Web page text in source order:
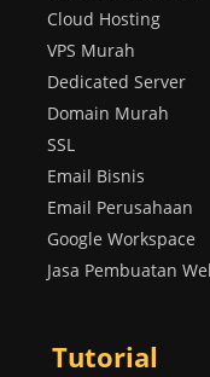
Cloud Hosting
VPS Murah
Dedicated Server
Domain Murah
SSL
Email Bisnis
Email Perusahaan
Google Workspace
Jasa Pembuatan
Tutorial